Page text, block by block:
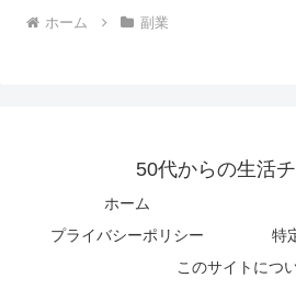
記事の続きを
ホーム 副業
50代からの生活
ホーム
プライバシーポリシー
特
このサイトにつ